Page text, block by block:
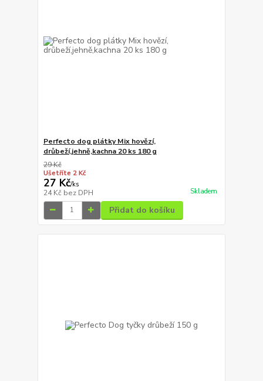
Perfecto dog plátky Mix hovězí,
drůbeží,jehně,kachna 20 ks 180 g
29 Kč
Ušetříte 2 Kč
27 Kč/ks
24 Kč bez DPH Skladem
Přidat do košíku